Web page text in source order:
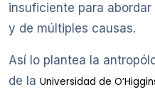
insuficiente para
y de múltiples causas.
Así lo plantea la
de la Universidad de